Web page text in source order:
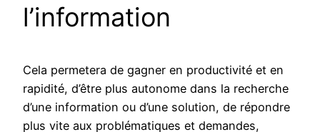
l’information
Cela permetera de gagner en productivité et en
rapidité, d’être plus autonome dans la recherche
d’une information ou d’une solution, de répondre
plus vite aux problématiques et demandes,